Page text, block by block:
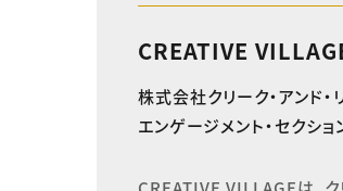
CREATIVE
株式会社クリーク・アンド・
エンゲージメント・セクショ